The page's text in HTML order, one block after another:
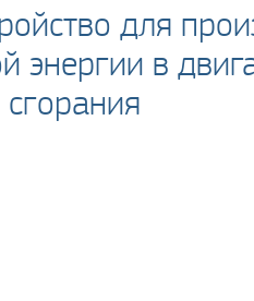
для
энергии в